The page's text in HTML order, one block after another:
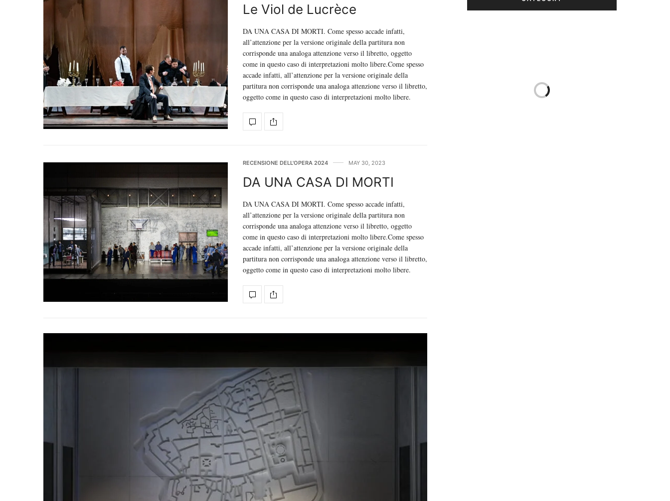
Le Viol de Lucrèce
DA UNA CASA DI MORTI. Come spesso accade infatti,
all’attenzione per la versione originale della partitura non
corrisponde una analoga attenzione verso il libretto, oggetto
come in questo caso di interpretazioni molto libere.Come spesso
accade infatti, all’attenzione per la versione originale della
partitura non corrisponde una analoga attenzione verso il libretto,
oggetto come in questo caso di interpretazioni molto libere.
RECENSIONE DELL'OPERA 2024 MAY 30, 2023
DA UNA CASA DI MORTI
DA UNA CASA DI MORTI. Come spesso accade infatti,
all’attenzione per la versione originale della partitura non
corrisponde una analoga attenzione verso il libretto, oggetto
come in questo caso di interpretazioni molto libere.Come spesso
accade infatti, all’attenzione per la versione originale della
partitura non corrisponde una analoga attenzione verso il libretto,
oggetto come in questo caso di interpretazioni molto libere.